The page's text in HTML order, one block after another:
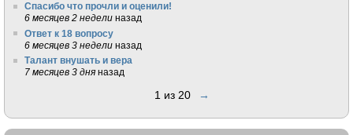
Спасибо что прочли и оценили!
6 месяцев 2 недели назад
Ответ к 18 вопросу
6 месяцев 3 недели назад
Талант внушать и вера
7 месяцев 3 дня назад
1 из 20 →